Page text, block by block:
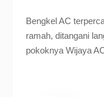
Bengkel AC
ramah, ditangani
pokoknya Wijaya